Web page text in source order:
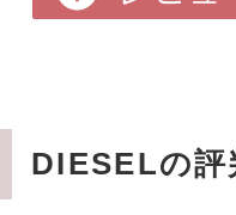
DIESELの評